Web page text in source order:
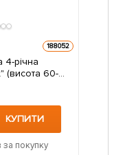
188052
річна
(висота 60-
в упаковці
КУПИТИ
за покупку